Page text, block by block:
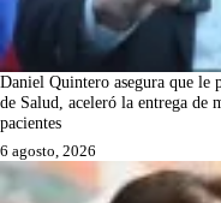
Daniel Quintero asegura que le
de Salud, aceleró la entrega de
pacientes
6 agosto, 2026